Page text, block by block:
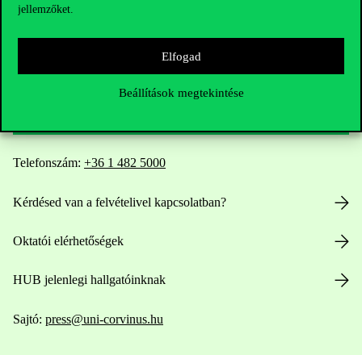
jellemzőket.
Elfogad
Beállítások megtekintése
Telefonszám: +36 1 482 5000
Kérdésed van a felvételivel kapcsolatban?
Oktatói elérhetőségek
HUB jelenlegi hallgatóinknak
Sajtó: press@uni-corvinus.hu